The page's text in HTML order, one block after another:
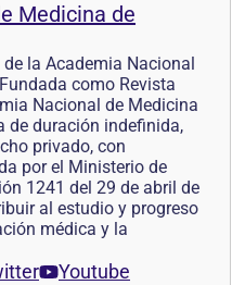
Medicina de
la Academia Nacional
como Revista
Nacional de Medicina
de duración indefinida,
privado, con
por el Ministerio de
1241 del 29 de abril de
al estudio y progreso
médica y la
Youtube